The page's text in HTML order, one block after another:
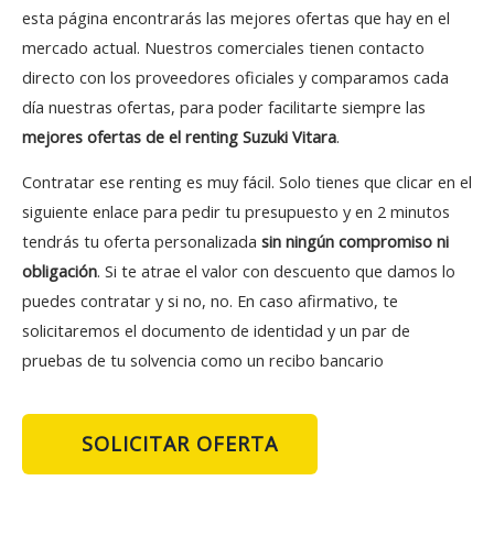
esta página encontrarás las mejores ofertas que hay en el
mercado actual. Nuestros comerciales tienen contacto
directo con los proveedores oficiales y comparamos cada
día nuestras ofertas, para poder facilitarte siempre las
mejores ofertas de el renting Suzuki Vitara.
Contratar ese renting es muy fácil. Solo tienes que clicar en el
siguiente enlace para pedir tu presupuesto y en 2 minutos
tendrás tu oferta personalizada sin ningún compromiso ni
obligación. Si te atrae el valor con descuento que damos lo
puedes contratar y si no, no. En caso afirmativo, te
solicitaremos el documento de identidad y un par de
pruebas de tu solvencia como un recibo bancario
SOLICITAR OFERTA